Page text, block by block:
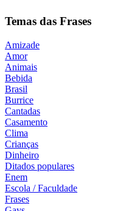
Temas das Frases
Amizade
Amor
Animais
Bebida
Brasil
Burrice
Cantadas
Casamento
Clima
Crianças
Dinheiro
Ditados populares
Enem
Escola / Faculdade
Frases